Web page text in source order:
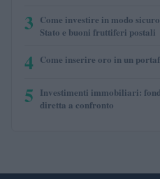
3 Come investire in modo
Stato e buoni fruttiferi postali
4 Come inserire oro in un
5 Investimenti immobiliari:
diretta a confronto